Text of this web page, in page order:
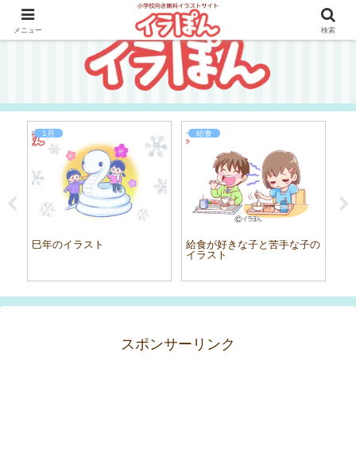
1月
巳年のイラスト
給食
給食が好きな子と苦手な子の
イラスト
スポンサーリンク
メニュー 検索